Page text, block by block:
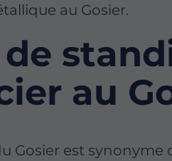
au Gosier.
au
Gosier est synonyme